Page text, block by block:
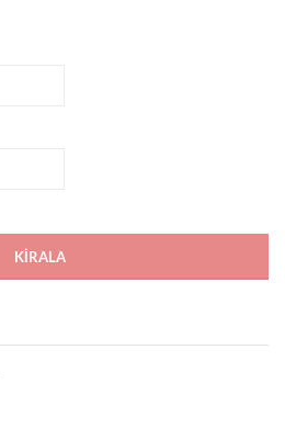
KIRALA